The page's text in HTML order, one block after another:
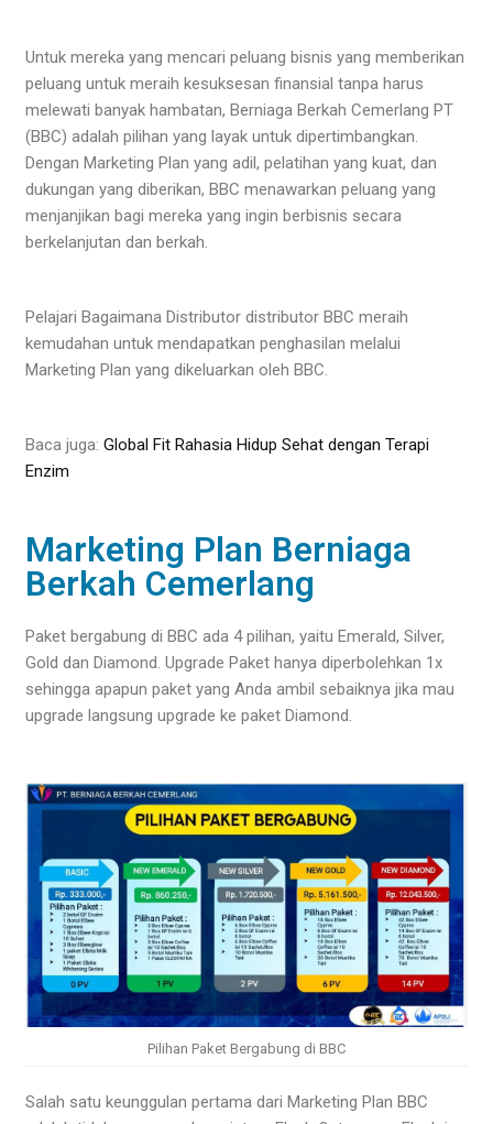
Untuk mereka yang mencari peluang bisnis yang memberikan
peluang untuk meraih kesuksesan finansial tanpa harus
melewati banyak hambatan, Berniaga Berkah Cemerlang PT
(BBC) adalah pilihan yang layak untuk dipertimbangkan.
Dengan Marketing Plan yang adil, pelatihan yang kuat, dan
dukungan yang diberikan, BBC menawarkan peluang yang
menjanjikan bagi mereka yang ingin berbisnis secara
berkelanjutan dan berkah.
Pelajari Bagaimana Distributor distributor BBC meraih
kemudahan untuk mendapatkan penghasilan melalui
Marketing Plan yang dikeluarkan oleh BBC.
Baca juga:Global Fit Rahasia Hidup Sehat dengan Terapi
Enzim
Marketing Plan Berniaga
Berkah Cemerlang
Paket bergabung di BBC ada 4 pilihan, yaitu Emerald, Silver,
Gold dan Diamond. Upgrade Paket hanya diperbolehkan 1x
sehingga apapun paket yang Anda ambil sebaiknya jika mau
upgrade langsung upgrade ke paket Diamond.
Pilihan Paket Bergabung di BBC
Salah satu keunggulan pertama dari Marketing Plan BBC